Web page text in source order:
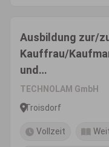
Ausbildung zur/
Kauffrau/
und
(m/w/d)
TECHNOLAM GmbH
Troisdorf
Vollzeit